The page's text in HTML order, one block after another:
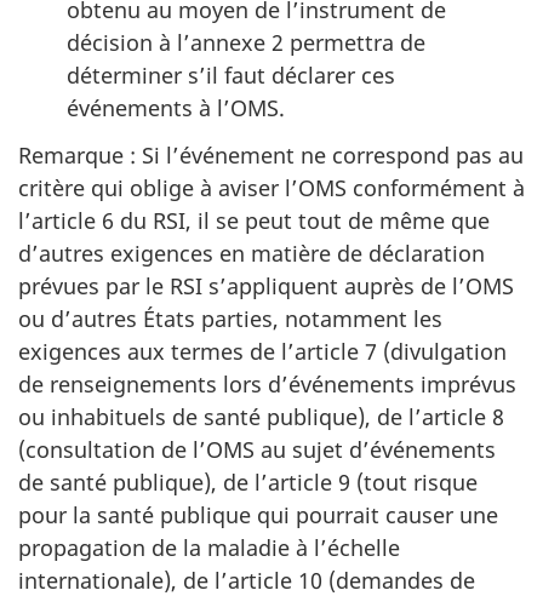
obtenu au moyen de l’instrument de
décision à l’annexe 2 permettra de
déterminer s’il faut déclarer ces
événements à l’OMS.
Remarque : Si l’événement ne correspond pas au
critère qui oblige à aviser l’OMS conformément à
l’article 6 du RSI, il se peut tout de même que
d’autres exigences en matière de déclaration
prévues par le RSI s’appliquent auprès de l’OMS
ou d’autres États parties, notamment les
exigences aux termes de l’article 7 (divulgation
de renseignements lors d’événements imprévus
ou inhabituels de santé publique), de l’article 8
(consultation de l’OMS au sujet d’événements
de santé publique), de l’article 9 (tout risque
pour la santé publique qui pourrait causer une
propagation de la maladie à l’échelle
internationale), de l’article 10 (demandes de